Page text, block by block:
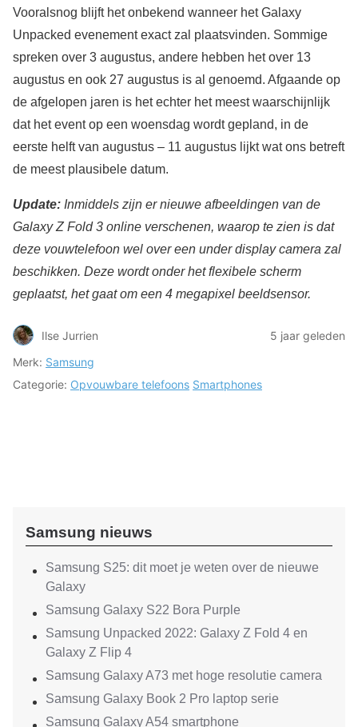
Vooralsnog blijft het onbekend wanneer het Galaxy
Unpacked evenement exact zal plaatsvinden. Sommige
spreken over 3 augustus, andere hebben het over 13
augustus en ook 27 augustus is al genoemd. Afgaande op
de afgelopen jaren is het echter het meest waarschijnlijk
dat het event op een woensdag wordt gepland, in de
eerste helft van augustus – 11 augustus lijkt wat ons betreft
de meest plausibele datum.
Update: Inmiddels zijn er nieuwe afbeeldingen van de
Galaxy Z Fold 3 online verschenen, waarop te zien is dat
deze vouwtelefoon wel over een under display camera zal
beschikken. Deze wordt onder het flexibele scherm
geplaatst, het gaat om een 4 megapixel beeldsensor.
Ilse Jurrien
5 jaar geleden
Merk: Samsung
Categorie: Opvouwbare telefoons Smartphones
Samsung nieuws
Samsung S25: dit moet je weten over de nieuwe
Galaxy
Samsung Galaxy S22 Bora Purple
Samsung Unpacked 2022: Galaxy Z Fold 4 en
Galaxy Z Flip 4
Samsung Galaxy A73 met hoge resolutie camera
Samsung Galaxy Book 2 Pro laptop serie
Samsung Galaxy A54 smartphone